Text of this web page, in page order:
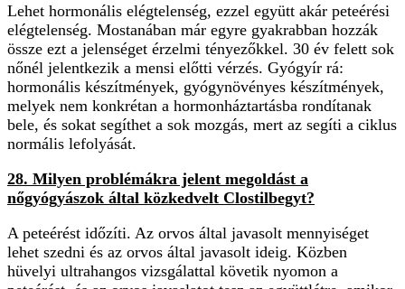
Lehet hormonális elégtelenség, ezzel együtt akár peteérési
elégtelenség. Mostanában már egyre gyakrabban hozzák
össze ezt a jelenséget érzelmi tényezőkkel. 30 év felett sok
nőnél jelentkezik a mensi előtti vérzés. Gyógyír rá:
hormonális készítmények, gyógynövényes készítmények,
melyek nem konkrétan a hormonháztartásba rondítanak
bele, és sokat segíthet a sok mozgás, mert az segíti a ciklus
normális lefolyását.
28. Milyen problémákra jelent megoldást a
nőgyógyászok által közkedvelt Clostilbegyt?
A peteérést időzíti. Az orvos által javasolt mennyiséget
lehet szedni és az orvos által javasolt ideig. Közben
hüvelyi ultrahangos vizsgálattal követik nyomon a